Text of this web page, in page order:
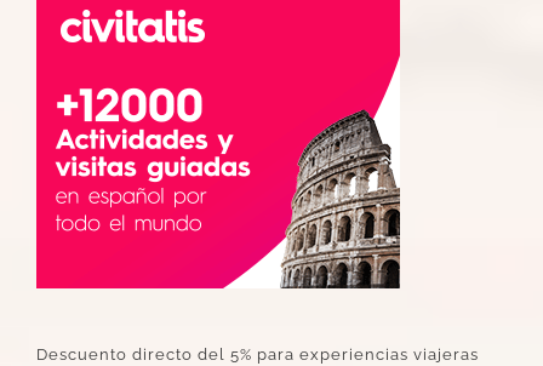
Descuento directo del 5% para experiencias viajeras